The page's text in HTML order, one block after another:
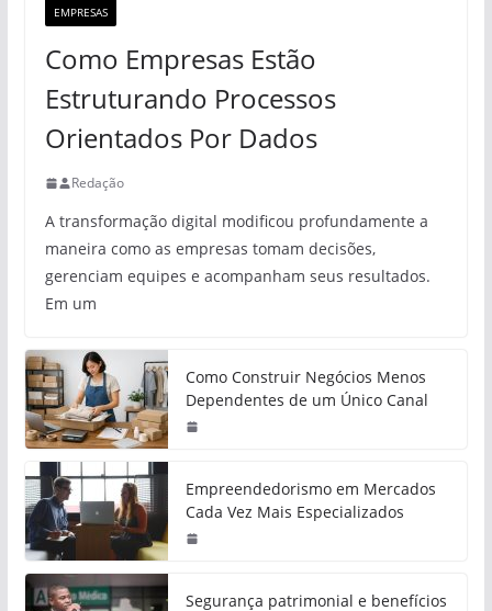
EMPRESAS
Como Empresas Estão
Estruturando Processos
Orientados Por Dados
Redação
A transformação digital modificou profundamente a
maneira como as empresas tomam decisões,
gerenciam equipes e acompanham seus resultados.
Em um
Como Construir Negócios Menos
Dependentes de um Único Canal
Empreendedorismo em Mercados
Cada Vez Mais Especializados
Segurança patrimonial e benefícios